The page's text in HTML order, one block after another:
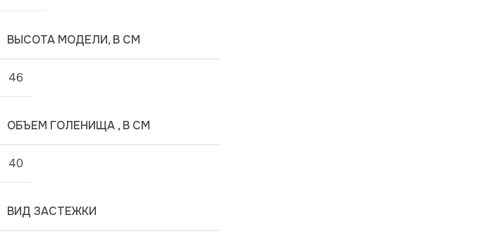
ВЫСОТА МОДЕЛИ, В СМ
46
ОБЪЕМ ГОЛЕНИЩА , В СМ
40
ВИД ЗАСТЕЖКИ